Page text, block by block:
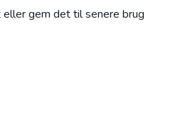
gem det til senere brug